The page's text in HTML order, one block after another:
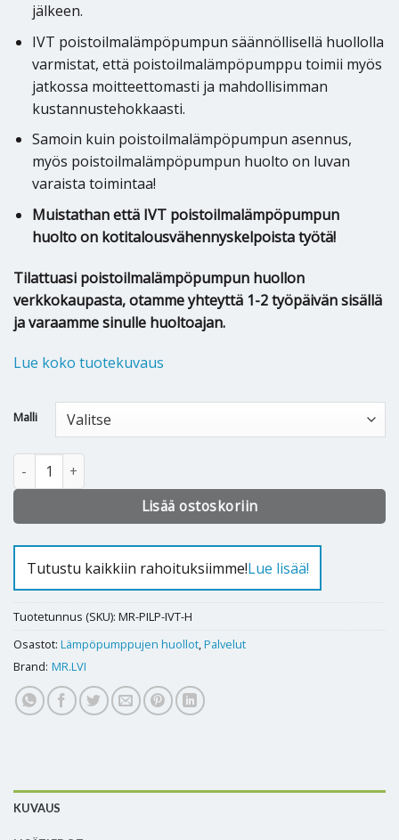
jälkeen.
IVT poistoilmalämpöpumpun säännöllisellä huollolla
varmistat, että poistoilmalämpöpumppu toimii myös
jatkossa moitteettomasti ja mahdollisimman
kustannustehokkaasti.
Samoin kuin poistoilmalämpöpumpun asennus,
myös poistoilmalämpöpumpun huolto on luvan
varaista toimintaa!
Muistathan että IVT poistoilmalämpöpumpun
huolto on kotitalousvähennyskelpoista työtä!
Tilattuasi poistoilmalämpöpumpun huollon
verkkokaupasta, otamme yhteyttä 1-2 työpäivän sisällä
ja varaamme sinulle huoltoajan.
Lue koko tuotekuvaus
Malli
IVT poistoilmalämpöpumpun huolto määrä
Lisää ostoskoriin
Alternative:
Tutustu kaikkiin rahoituksiimme!Lue lisää!
Tuotetunnus (SKU): MR-PILP-IVT-H
Osastot: Lämpöpumppujen huollot,Palvelut
Brand: MR.LVI
KUVAUS